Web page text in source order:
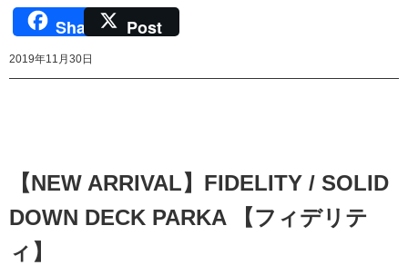
Share Post
2019年11月30日
【NEW ARRIVAL】FIDELITY / SOLID
DOWN DECK PARKA 【フィデリテ
ィ】